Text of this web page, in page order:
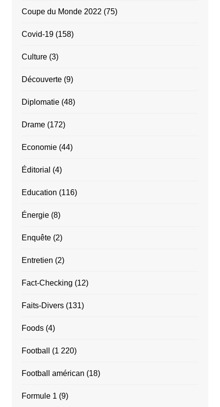
Coupe du Monde 2022 (75)
Covid-19(158)
Culture(3)
Découverte(9)
Diplomatie(48)
Drame(172)
Economie(44)
Éditorial (4)
Education (116)
Énergie(8)
Enquête(2)
Entretien (2)
Fact-Checking (12)
Faits-Divers(131)
Foods(4)
Football (1 220)
Football américan (18)
Formule 1 (9)